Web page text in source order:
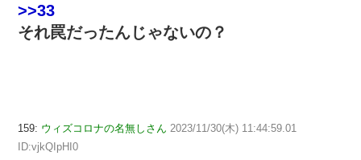
>>33
それ罠だったんじゃないの？
159: ウィズコロナの名無しさん 2023/11/30(木) 11:44:59.01
ID:vjkQIpHI0